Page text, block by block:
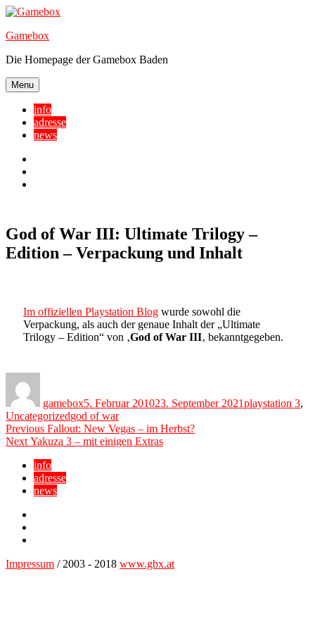
Skip
content
Gamebox
Die Homepage der Gamebox Baden
Menu
info
adresse
news
God of War III: Ultimate Trilogy –
Edition – Verpackung und Inhalt
Im offiziellen Playstation Blog wurde sowohl die
Verpackung, als auch der genaue Inhalt der „Ultimate
Trilogy – Edition“ von ‚God of War III‚ bekanntgegeben.
gamebox5. Februar 201023. September 2021playstation 3,
UncategorizedTags
god of war
Beitragsnavigation
Previous Previous
post:
Fallout: New Vegas – im Herbst?
Next Next
Yakuza 3 – mit einigen Extras
info
adresse
news
Impressum / 2003 - 2018 www.gbx.at